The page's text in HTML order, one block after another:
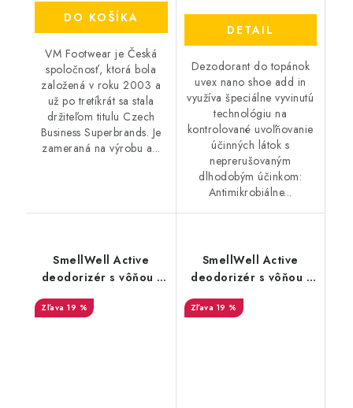
DO KOŠÍKA
VM Footwear je Česká
spoločnosť, ktorá bola
založená v roku 2003 a
už po tretíkrát sa stala
držiteľom titulu Czech
Business Superbrands. Je
zameraná na výrobu a...
DETAIL
Dezodorant do topánok
uvex nano shoe add in
využíva špeciálne vyvinutú
technológiu na
kontrolované uvoľňovanie
účinných látok s
neprerušovaným
dlhodobým účinkom:
Antimikrobiálne...
SmellWell Active
deodorizér s vôňou -
19 %
SmellWell Active
deodorizér s vôňou -
19 %